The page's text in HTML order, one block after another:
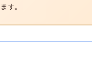
ます。